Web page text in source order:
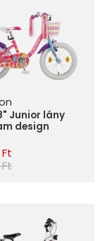
Junior lány
design